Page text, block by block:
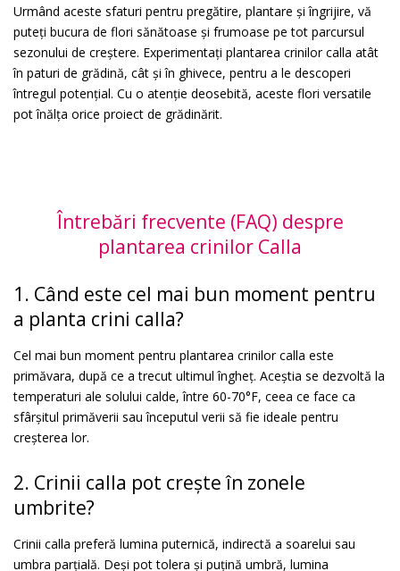
Urmând aceste sfaturi pentru pregătire, plantare și îngrijire, vă
puteți bucura de flori sănătoase și frumoase pe tot parcursul
sezonului de creștere. Experimentați plantarea crinilor calla atât
în paturi de grădină, cât și în ghivece, pentru a le descoperi
întregul potențial. Cu o atenție deosebită, aceste flori versatile
pot înălța orice proiect de grădinărit.
Întrebări frecvente (FAQ) despre
plantarea crinilor Calla
1. Când este cel mai bun moment pentru
a planta crini calla?
Cel mai bun moment pentru plantarea crinilor calla este
primăvara, după ce a trecut ultimul îngheț. Aceștia se dezvoltă la
temperaturi ale solului calde, între 60-70°F, ceea ce face ca
sfârșitul primăverii sau începutul verii să fie ideale pentru
creșterea lor.
2. Crinii calla pot crește în zonele
umbrite?
Crinii calla preferă lumina puternică, indirectă a soarelui sau
umbra parțială. Deși pot tolera și puțină umbră, lumina